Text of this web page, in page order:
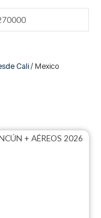
Cali/ Mexico